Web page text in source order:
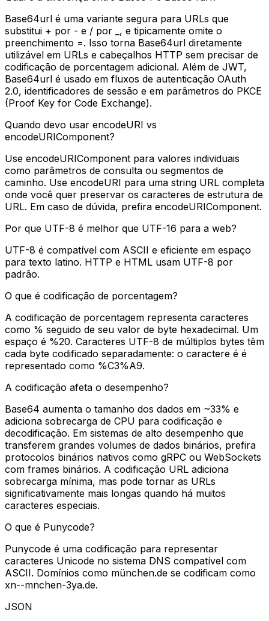
Base64url é uma variante segura para URLs que
substitui + por - e / por _, e tipicamente omite o
preenchimento =. Isso torna Base64url diretamente
utilizável em URLs e cabeçalhos HTTP sem precisar de
codificação de porcentagem adicional. Além de JWT,
Base64url é usado em fluxos de autenticação OAuth
2.0, identificadores de sessão e em parâmetros do PKCE
(Proof Key for Code Exchange).
Quando devo usar encodeURI vs
encodeURIComponent?
Use encodeURIComponent para valores individuais
como parâmetros de consulta ou segmentos de
caminho. Use encodeURI para uma string URL completa
onde você quer preservar os caracteres de estrutura de
URL. Em caso de dúvida, prefira encodeURIComponent.
Por que UTF-8 é melhor que UTF-16 para a web?
UTF-8 é compatível com ASCII e eficiente em espaço
para texto latino. HTTP e HTML usam UTF-8 por
padrão.
O que é codificação de porcentagem?
A codificação de porcentagem representa caracteres
como % seguido de seu valor de byte hexadecimal. Um
espaço é %20. Caracteres UTF-8 de múltiplos bytes têm
cada byte codificado separadamente: o caractere é é
representado como %C3%A9.
A codificação afeta o desempenho?
Base64 aumenta o tamanho dos dados em ~33% e
adiciona sobrecarga de CPU para codificação e
decodificação. Em sistemas de alto desempenho que
transferem grandes volumes de dados binários, prefira
protocolos binários nativos como gRPC ou WebSockets
com frames binários. A codificação URL adiciona
sobrecarga mínima, mas pode tornar as URLs
significativamente mais longas quando há muitos
caracteres especiais.
O que é Punycode?
Punycode é uma codificação para representar
caracteres Unicode no sistema DNS compatível com
ASCII. Domínios como münchen.de se codificam como
xn--mnchen-3ya.de.
JSON